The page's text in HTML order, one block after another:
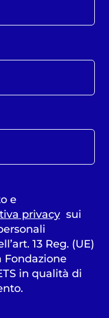
e
privacysui
13 Reg. (UE)
Fondazione
in qualità di